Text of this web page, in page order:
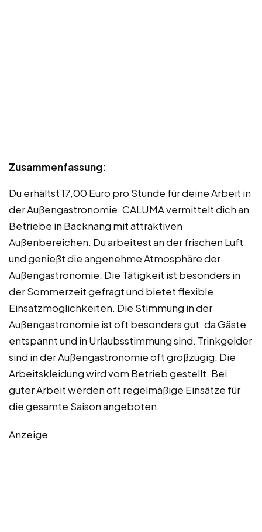
Zusammenfassung:
Du erhältst 17,00 Euro pro Stunde für deine Arbeit in
der Außengastronomie. CALUMA vermittelt dich an
Betriebe in Backnang mit attraktiven
Außenbereichen. Du arbeitest an der frischen Luft
und genießt die angenehme Atmosphäre der
Außengastronomie. Die Tätigkeit ist besonders in
der Sommerzeit gefragt und bietet flexible
Einsatzmöglichkeiten. Die Stimmung in der
Außengastronomie ist oft besonders gut, da Gäste
entspannt und in Urlaubsstimmung sind. Trinkgelder
sind in der Außengastronomie oft großzügig. Die
Arbeitskleidung wird vom Betrieb gestellt. Bei
guter Arbeit werden oft regelmäßige Einsätze für
die gesamte Saison angeboten.
Anzeige